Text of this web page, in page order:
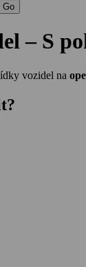
– S
vozidel na